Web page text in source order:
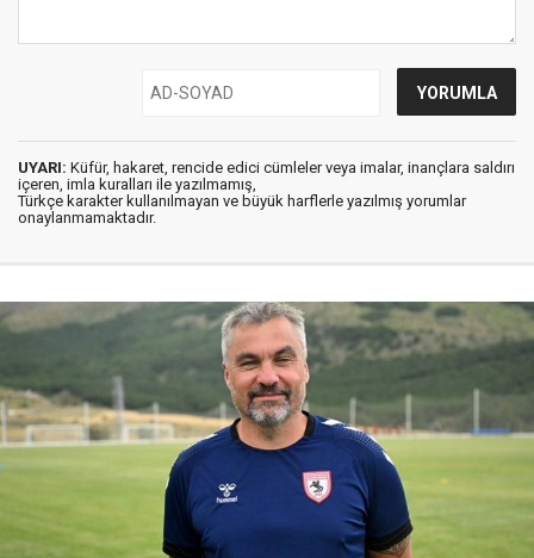
UYARI: Küfür, hakaret, rencide edici cümleler veya imalar, inançlara saldırı
içeren, imla kuralları ile yazılmamış,
Türkçe karakter kullanılmayan ve büyük harflerle yazılmış yorumlar
onaylanmamaktadır.